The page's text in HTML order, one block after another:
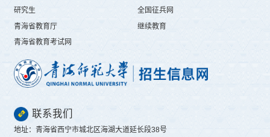
研究生
全国征兵网
青海省教育厅
继续教育
青海省教育考试网
联系我们
地址：青海省西宁市城北区海湖大道延长段38号